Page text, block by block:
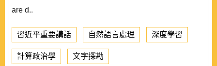
are d..
習近平重要講話 自然語言處理 深度學習
計算政治學 文字探勘